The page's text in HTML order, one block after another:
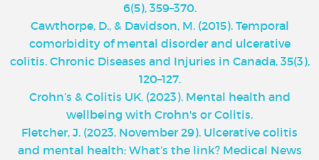
6(5), 359–370.
Cawthorpe, D., & Davidson, M. (2015). Temporal
comorbidity of mental disorder and ulcerative
colitis. Chronic Diseases and Injuries in Canada, 35(3),
120–127.
Crohn’s & Colitis UK. (2023). Mental health and
wellbeing with Crohn's or Colitis.
Fletcher, J. (2023, November 29). Ulcerative colitis
and mental health: What’s the link? Medical News